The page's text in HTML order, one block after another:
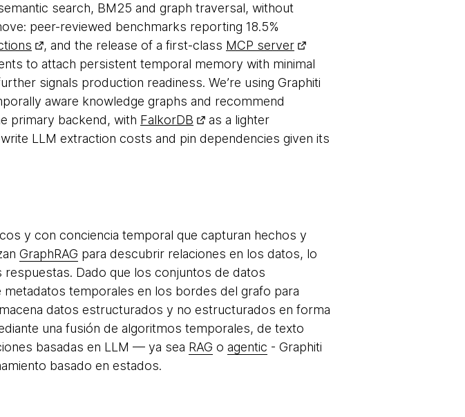
search, BM25 and graph traversal, without
peer-reviewed benchmarks reporting 18.5%
, and the release of a first-class MCP server
to attach persistent temporal memory with minimal
signals production readiness. We’re using Graphiti
aware knowledge graphs and recommend
primary backend, with FalkorDB
as a lighter
LLM extraction costs and pin dependencies given its
y con conciencia temporal que capturan hechos y
GraphRAG para descubrir relaciones en los datos, lo
Dado que los conjuntos de datos
temporales en los bordes del grafo para
datos estructurados y no estructurados en forma
una fusión de algoritmos temporales, de texto
basadas en LLM — ya sea RAG o agentic - Graphiti
basado en estados.